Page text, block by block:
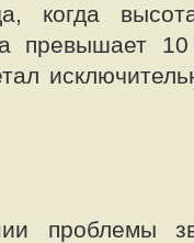
когда
превышает
проблемы